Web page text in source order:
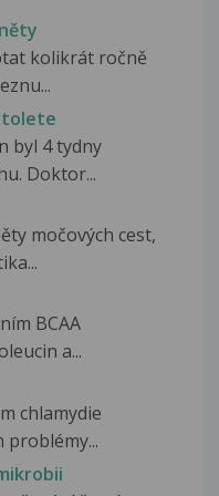
kolikrát ročně
byl 4 tydny
Doktor...
močových cest,
BCAA
a...
chlamydie
problémy...